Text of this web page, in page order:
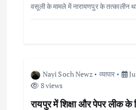
वसूली के मामले में नारायणपुर के तत्कालीन
Nayi Soch Newz व्यापार
8 views
रायपुर में शिक्षा और पेपर लीक